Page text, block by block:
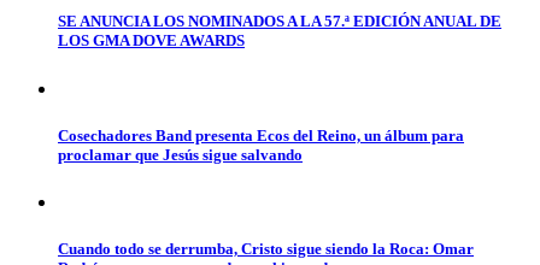
SE ANUNCIA LOS NOMINADOS A LA 57.ª EDICIÓN ANUAL DE
LOS GMA DOVE AWARDS
Cosechadores Band presenta Ecos del Reino, un álbum para
proclamar que Jesús sigue salvando
Cuando todo se derrumba, Cristo sigue siendo la Roca: Omar